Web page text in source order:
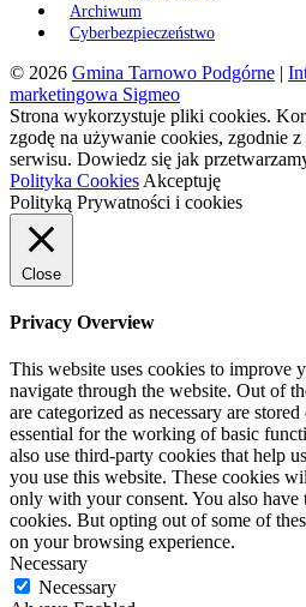
Archiwum
Cyberbezpieczeństwo
© 2026 Gmina Tarnowo Podgórne |
marketingowa Sigmeo
Strona wykorzystuje pliki cookies.
zgodę na używanie cookies, zgodnie
serwisu. Dowiedz się jak
Polityka Cookies Akceptuję
Polityką Prywatności i cookies
Close
Privacy Overview
This website uses cookies to improve
navigate through the website. Out of
are categorized as necessary are
essential for the working of basic
also use third-party cookies that help
you use this website. These cookies
only with your consent. You also
cookies. But opting out of some of
on your browsing experience.
Necessary
Necessary